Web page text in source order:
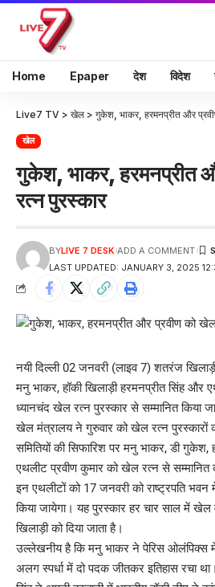
Home Epaper देश विदेश
Live7 TV > खेल > गुकेश, भाकर, हरमनप्रीत और
खेल
गुकेश, भाकर, हरमनप्रीत
रत्न पुरस्कार
LAST UPDATED: JANUARY 3, 2025
BYLIVE 7 DESK ADD A COMMENT
नयी दिल्ली 02 जनवरी (लाइव 7) शतरंज
मनु भाकर, हॉकी खिलाड़ी हरमनप्रीत सिंह और
ध्यानचंद खेल रत्न पुरस्कार से सम्मानित किया
खेल मंत्रालय ने गुरुवार को खेल रत्न पुरस्कारों
समितियों की सिफारिश पर मनु भाकर, डी गुकेश,
एथलीट प्रवीण कुमार को खेल रत्न से
इन एथलीटों को 17 जनवरी को राष्ट्रपति भवन
किया जायेगा। यह पुरस्कार हर चार साल में
खिलाड़ी को दिया जाता है।
उल्लेखनीय है कि मनु भाकर ने पेरिस ओलंपिक्स
अलग स्पर्धा में दो पदक जीतकर इतिहास रचा